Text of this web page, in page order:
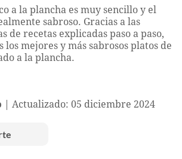
a la plancha es muy sencillo y el
sabroso. Gracias a las
de recetas explicadas paso a paso,
los mejores y más sabrosos platos de
a la plancha.
Actualizado: 05 diciembre 2024